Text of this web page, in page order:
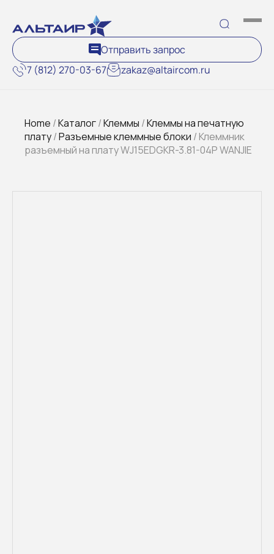
7 (812) 270-03-67 zakaz@altaircom.ru
Отправить запрос
Home /Каталог/Клеммы /Клеммы на печатную
плату/Разъемные клеммные блоки / Клеммник
разъемный на плату WJ15EDGKR-3.81-04P WANJIE